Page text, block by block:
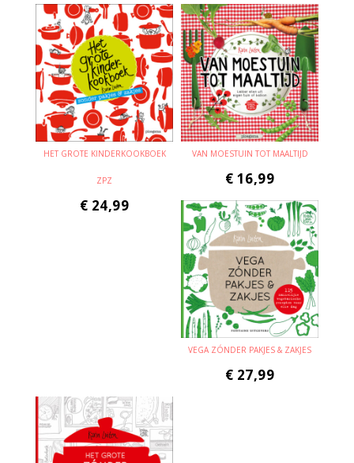
HET GROTE KINDERKOOKBOEK
ZPZ
€ 24,99
VAN MOESTUIN TOT MAALTIJD
€ 16,99
VEGA ZÓNDER PAKJES & ZAKJES
€ 27,99